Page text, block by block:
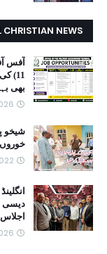
CHRISTIAN NEWS
بھی
7/30/
شیخو
خوروں
4/30/
دیسی
اجلاس
5/22/